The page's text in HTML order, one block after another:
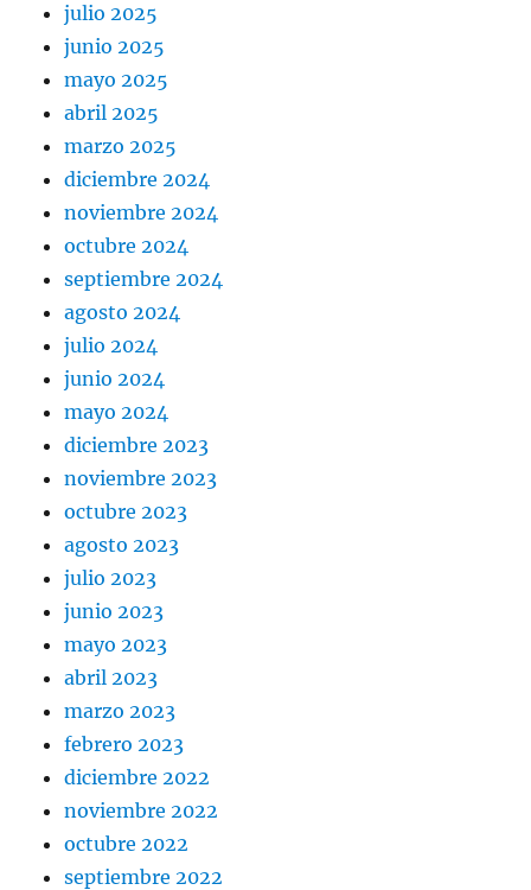
julio 2025
junio 2025
mayo 2025
abril 2025
marzo 2025
diciembre 2024
noviembre 2024
octubre 2024
septiembre 2024
agosto 2024
julio 2024
junio 2024
mayo 2024
diciembre 2023
noviembre 2023
octubre 2023
agosto 2023
julio 2023
junio 2023
mayo 2023
abril 2023
marzo 2023
febrero 2023
diciembre 2022
noviembre 2022
octubre 2022
septiembre 2022